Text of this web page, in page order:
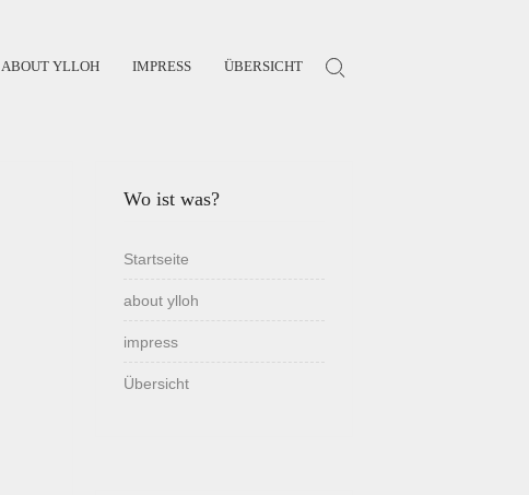
ABOUT YLLOH IMPRESS ÜBERSICHT Search for:
Wo ist was?
Startseite
about ylloh
impress
Übersicht